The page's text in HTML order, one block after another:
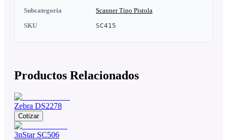
Subcategoria
Scanner Tipo Pistola
SKU
SC415
Productos Relacionados
Zebra DS2278
Cotizar
3nStar SC506